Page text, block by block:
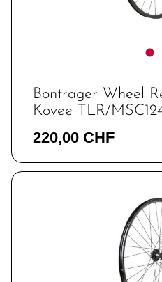
Bontrager Wheel
Kovee TLR/
220,00 CHF